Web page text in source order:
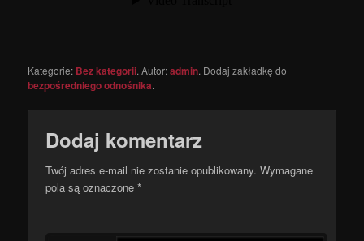
Kategorie: Bez kategorii. Autor:admin. Dodaj zakładkę do
bezpośredniego odnośnika.
Dodaj komentarz
Twój adres e-mail nie zostanie opublikowany. Wymagane
pola są oznaczone*